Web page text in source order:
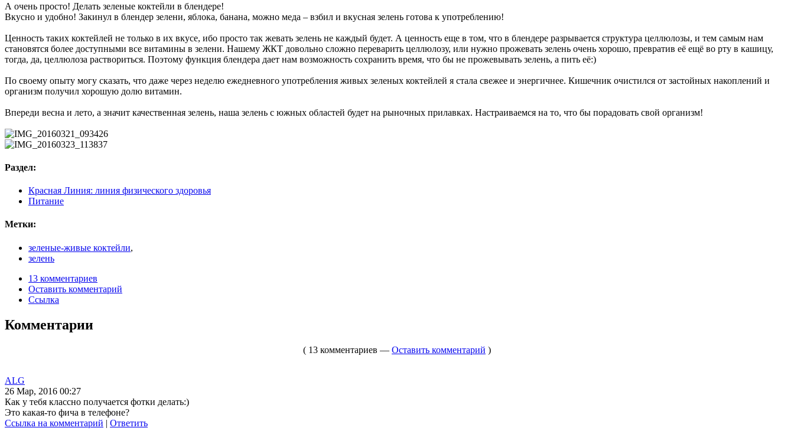
А очень просто! Делать зеленые коктейли в блендере!
Вкусно и удобно! Закинул в блендер зелени, яблока, банана, можно меда – взбил и вкусная зелень готова к употреблению!
Ценность таких коктейлей не только в их вкусе, ибо просто так жевать зелень не каждый будет. А ценность еще в том, что в блендере разрывается структура целлюлозы, и тем самым нам
становятся более доступными все витамины в зелени. Нашему ЖКТ довольно сложно переварить целлюлозу, или нужно прожевать зелень очень хорошо, превратив её ещё во рту в кашицу,
тогда, да, целлюлоза раствориться. Поэтому функция блендера дает нам возможность сохранить время, что бы не прожевывать зелень, а пить её:)
По своему опыту могу сказать, что даже через неделю ежедневного употребления живых зеленых коктейлей я стала свежее и энергичнее. Кишечник очистился от застойных накоплений и
организм получил хорошую долю витамин.
Впереди весна и лето, а значит качественная зелень, наша зелень с южных областей будет на рыночных прилавках. Настраиваемся на то, что бы порадовать свой организм!
Раздел:
Красная Линия: линия физического здоровья
Питание
Метки:
зеленые-живые коктейли,
зелень
13 комментариев
Оставить комментарий
Ссылка
Комментарии
( 13 комментариев — Оставить комментарий )
ALG
26 Мар, 2016 00:27
Как у тебя классно получается фотки делать:)
Это какая-то фича в телефоне?
Ссылка на комментарий | Ответить